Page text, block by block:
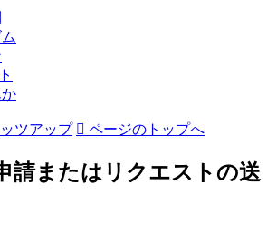
ツアップ  ページのトップへ
請またはリクエストの送